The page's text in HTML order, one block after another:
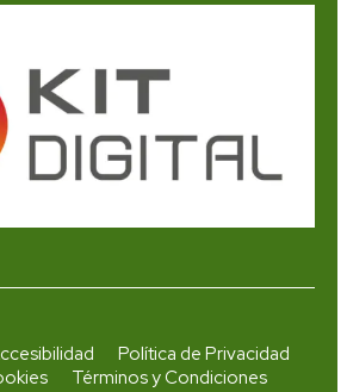
Política de Privacidad
Términos y Condiciones